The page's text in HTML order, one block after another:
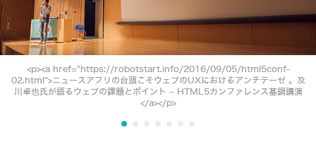
<p><a href="https://robotstart.info/2016/09/05/html5conf-
02.html">ニュースアプリの台頭こそウェブのUXにおけるアンチテーゼ 。及
川卓也氏が語るウェブの課題とポイント – HTML5カンファレンス基調講演
</a></p>